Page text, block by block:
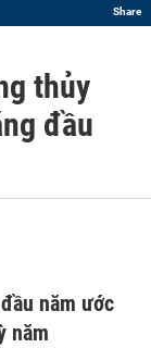
Share
thủy
đầu
năm ước
năm